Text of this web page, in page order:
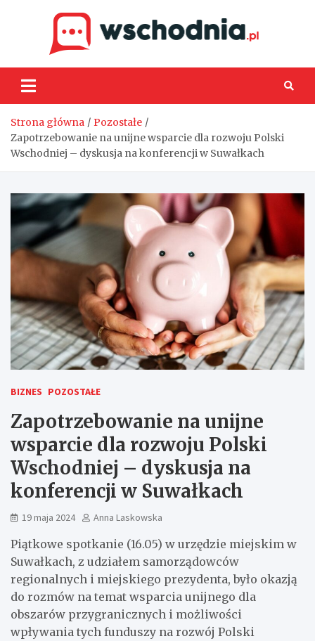
Strona główna
Pozostałe
Zapotrzebowanie na unijne wsparcie dla rozwoju Polski
Wschodniej – dyskusja na konferencji w Suwałkach
BIZNES POZOSTAŁE
Zapotrzebowanie na unijne
wsparcie dla rozwoju Polski
Wschodniej – dyskusja na
konferencji w Suwałkach
19 maja 2024 Anna Laskowska
Piątkowe spotkanie (16.05) w urzędzie miejskim w
Suwałkach, z udziałem samorządowców
regionalnych i miejskiego prezydenta, było okazją
do rozmów na temat wsparcia unijnego dla
obszarów przygranicznych i możliwości
wpływania tych funduszy na rozwój Polski